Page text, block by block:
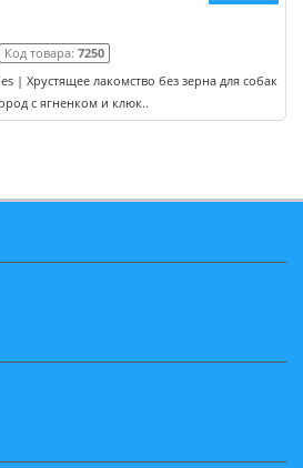
Код товара: 7250
| Хрустящее лакомство без зерна для собак
с ягненком и клюк..